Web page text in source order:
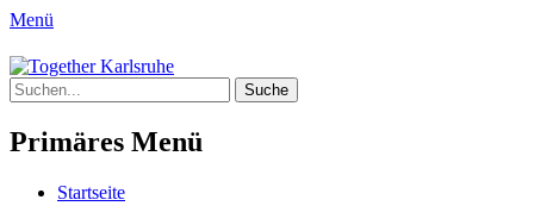
Menü
Together Karlsruhe
Integration von jungen Menschen mit
Fluchterfahrung und
Migrationshintergrund
Suche
nach:
Primäres Menü
SpringeStartseite